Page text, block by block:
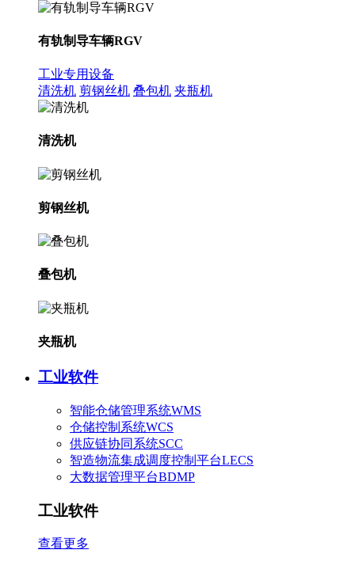
有轨制导车辆RGV
工业专用设备
清洗机 剪钢丝机 叠包机 夹瓶机
清洗机
剪钢丝机
叠包机
夹瓶机
工业软件
智能仓储管理系统WMS
仓储控制系统WCS
供应链协同系统SCC
智造物流集成调度控制平台LECS
大数据管理平台BDMP
工业软件
查看更多